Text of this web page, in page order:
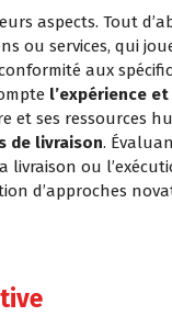
aspects. Tout
ou services, qui
aux
l’expérience
et ses ressources
de livraison.
livraison ou
d’approches